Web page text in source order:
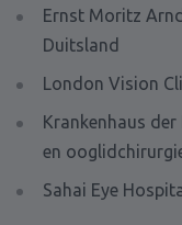
Ernst Moritz
Duitsland
London Vision
Krankenhaus
en
Sahai Eye